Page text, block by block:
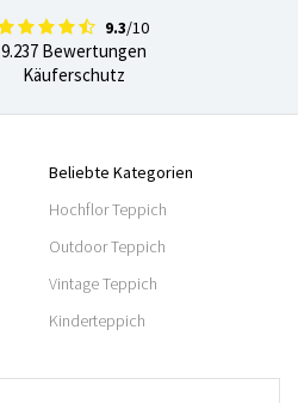
9.3/10
9.237 Bewertungen
Käuferschutz
Beliebte Kategorien
Hochflor Teppich
Outdoor Teppich
Vintage Teppich
Kinderteppich